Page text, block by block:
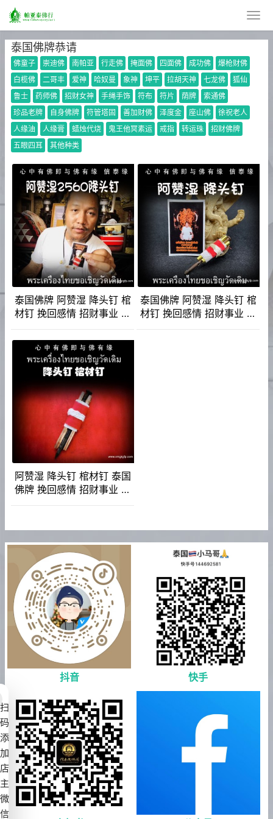
泰国佛牌恭请
佛童子 崇迪佛 南帕亚 行走佛 掩面佛 四面佛 成功佛
爆枪财佛
白榄佛
二哥丰 爱神 哈奴曼 象神 坤平 拉胡天神 七龙佛
狐仙
鲁士
药师佛 招财女神 手绳手饰 符布 符片 荫牌
索通佛
珍品老牌
自身佛牌 符管塔固 善加财佛 泽度金 座山佛
徐祝老人
人缘油
人缘膏 蜡烛代烧 鬼王他冥素运 戒指 转运珠
招财佛牌
五眼四耳
其他种类
泰国佛牌 阿赞湿 降头钉 棺
材钉 挽回感情 招财事业 成
泰国佛牌 阿赞湿 降头钉 棺
材钉 挽回感情 招财事业 成
阿赞湿 降头钉 棺材钉 泰国
佛牌 挽回感情 招财事业 成
抖音 快手
扫
码
添
加
店
主
微
信